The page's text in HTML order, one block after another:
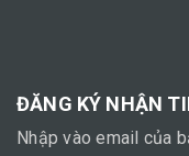
ĐĂNG KÝ NHẬN
Nhập vào email của